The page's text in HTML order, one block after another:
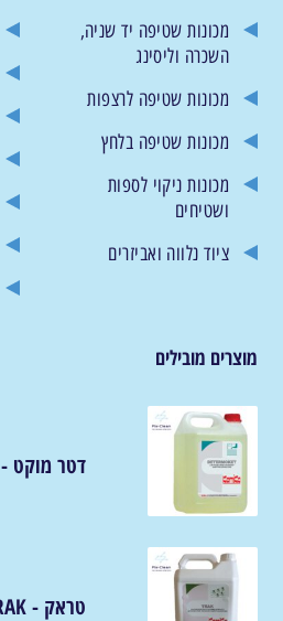
מכונות שטיפה יד שניה,
השכרה וליסינג
מכונות שטיפה לרצפות
מכונות שטיפה בלחץ
מכונות ניקוי לספות
ושטיחים
ציוד נלווה ואביזרים
מוצרים מובילים
דטר מוקט - DETER MOKET
טראק - TRAK